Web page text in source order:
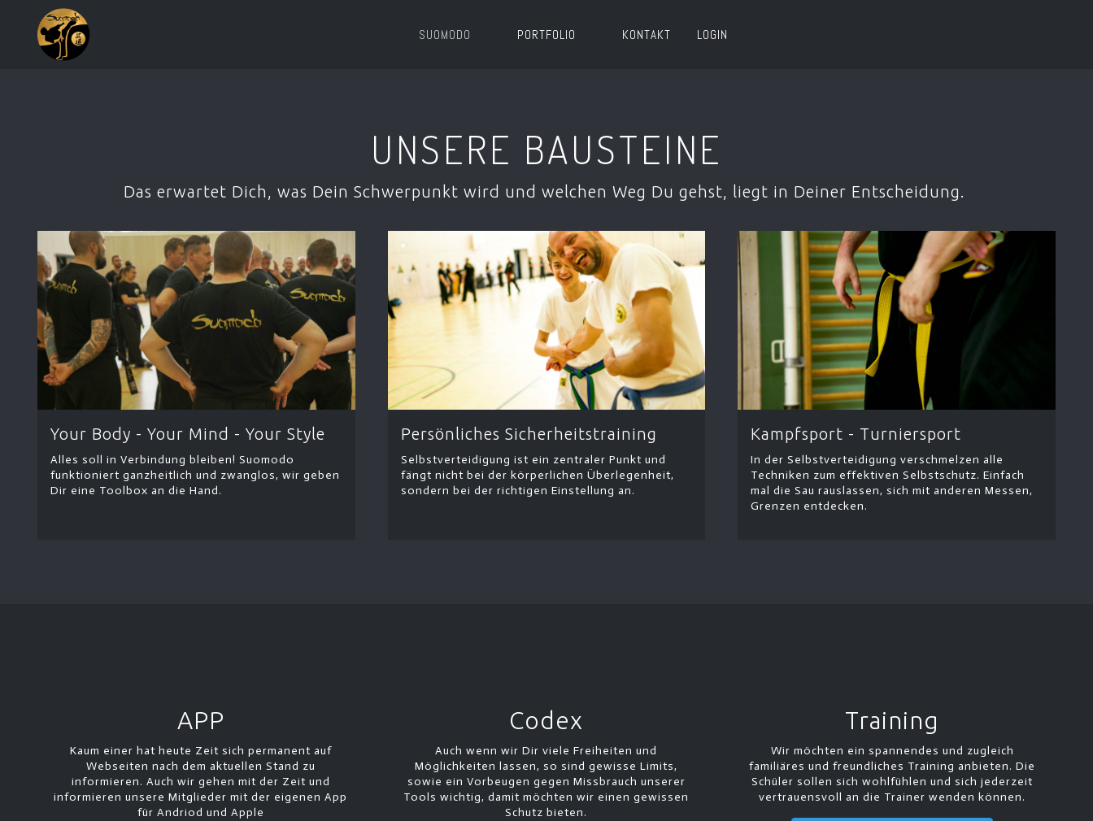
SUOMODO PORTFOLIO KONTAKT LOGIN
UNSERE BAUSTEINE
Das erwartet Dich, was Dein Schwerpunkt wird und welchen Weg Du gehst, liegt in Deiner Entscheidung.
Your Body - Your Mind - Your Style
Alles soll in Verbindung bleiben! Suomodo
funktioniert ganzheitlich und zwanglos, wir geben
Dir eine Toolbox an die Hand.
Persönliches Sicherheitstraining
Selbstverteidigung ist ein zentraler Punkt und
fängt nicht bei der körperlichen Überlegenheit,
sondern bei der richtigen Einstellung an.
Kampfsport - Turniersport
In der Selbstverteidigung verschmelzen alle
Techniken zum effektiven Selbstschutz. Einfach
mal die Sau rauslassen, sich mit anderen Messen,
Grenzen entdecken.
APP
Kaum einer hat heute Zeit sich permanent auf
Webseiten nach dem aktuellen Stand zu
informieren. Auch wir gehen mit der Zeit und
informieren unsere Mitglieder mit der eigenen App
für Andriod und Apple
Codex
Auch wenn wir Dir viele Freiheiten und
Möglichkeiten lassen, so sind gewisse Limits,
sowie ein Vorbeugen gegen Missbrauch unserer
Tools wichtig, damit möchten wir einen gewissen
Schutz bieten.
Training
Wir möchten ein spannendes und zugleich
familiäres und freundliches Training anbieten. Die
Schüler sollen sich wohlfühlen und sich jederzeit
vertrauensvoll an die Trainer wenden können.